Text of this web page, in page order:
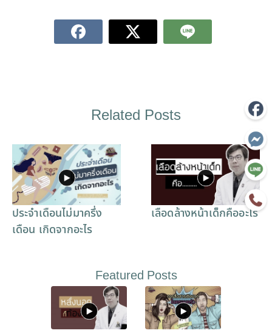
Related Posts
ประจำเดือนไม่มาครึ่ง
เดือน เกิดจากอะไร
เลือดล้างหน้าเด็กคืออะไร
Featured Posts